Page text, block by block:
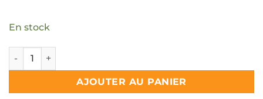
En stock
quantité de Duracell plus AAA 2 pcs
AJOUTER AU PANIER